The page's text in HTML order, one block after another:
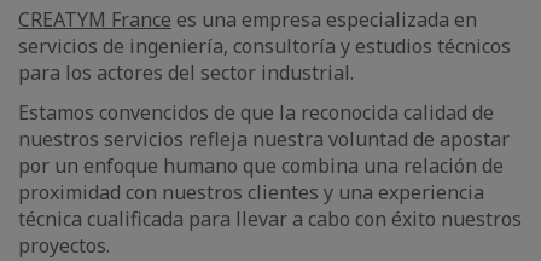
CREATYM France es una empresa especializada en
servicios de ingeniería, consultoría y estudios técnicos
para los actores del sector industrial.
Estamos convencidos de que la reconocida calidad de
nuestros servicios refleja nuestra voluntad de apostar
por un enfoque humano que combina una relación de
proximidad con nuestros clientes y una experiencia
técnica cualificada para llevar a cabo con éxito nuestros
proyectos.